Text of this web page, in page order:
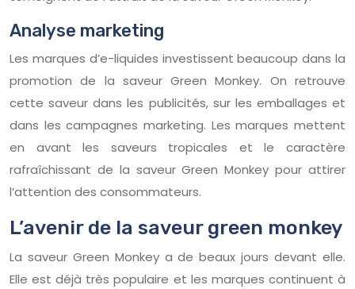
Analyse marketing
Les marques d’e-liquides investissent beaucoup dans la
promotion de la saveur Green Monkey. On retrouve
cette saveur dans les publicités, sur les emballages et
dans les campagnes marketing. Les marques mettent
en avant les saveurs tropicales et le caractère
rafraîchissant de la saveur Green Monkey pour attirer
l’attention des consommateurs.
L’avenir de la saveur green monkey
La saveur Green Monkey a de beaux jours devant elle.
Elle est déjà très populaire et les marques continuent à